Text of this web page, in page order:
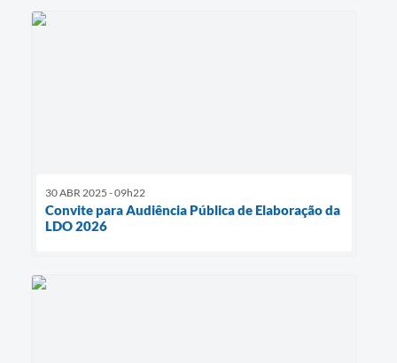
30 ABR 2025 - 09h22
Convite para Audiência Pública de Elaboração da
LDO 2026